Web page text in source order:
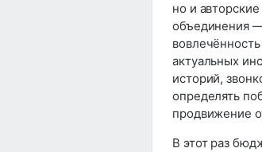
но и
объединения
актуальных
историй,
определять
продвижение
В этот раз